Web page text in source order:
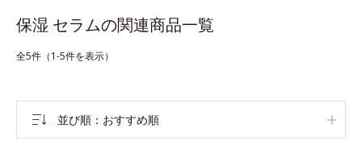
保湿 セラムの関連商品一覧
全5件（1-5件を表示）
並び順 おすすめ順